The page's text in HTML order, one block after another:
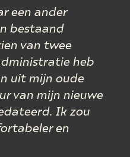
een ander
bestaand
van twee
heb
uit mijn oude
van mijn nieuwe
Ik zou
en